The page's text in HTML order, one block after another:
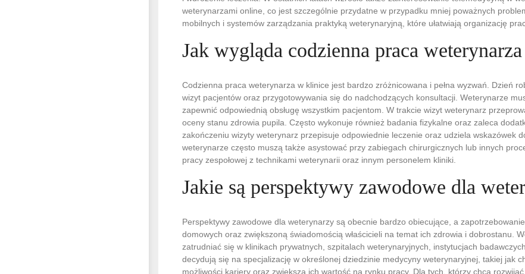
weterynarzami online, co jest szczególnie przydatne w przypadku mniej poważnych
mobilnych i systemów zarządzania praktyką weterynaryjną, które ułatwiają organizację
Jak wygląda codzienna praca
Codzienna praca weterynarza w klinice jest bardzo zróżnicowana i pełna wyzwań. Dzień
wizyt pacjentów oraz przygotowywania się do nadchodzących konsultacji. Weterynarze
zapewnić odpowiednią obsługę wszystkim pacjentom. W trakcie wizyt weterynarz
oceny stanu zdrowia pupila. Często wykonuje również badania fizykalne oraz zaleca
zakończeniu wizyty weterynarz przepisuje odpowiednie leczenie oraz udziela wskazówek
weterynarze często muszą także asystować przy zabiegach chirurgicznych lub innych
pracy zespołowej z technikami weterynarii oraz innym personelem kliniki.
Jakie są perspektywy zawodowe dla
Perspektywy zawodowe dla weterynarzy są obecnie bardzo obiecujące, a
domowych oraz zwiększoną świadomością właścicieli na temat ich zdrowia i dobrostanu.
zatrudniać się w klinikach prywatnych, szpitalach weterynaryjnych, instytucjach
decydują się na specjalizację w określonej dziedzinie medycyny weterynaryjnej, takiej jak
możliwości kariery oraz zwiększa ich wartość na rynku pracy. Dla tych, którzy chcą